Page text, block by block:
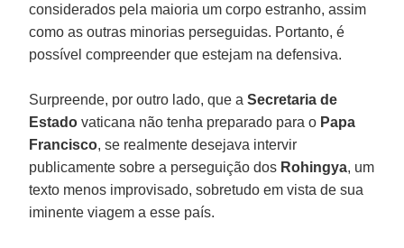
considerados pela maioria um corpo estranho, assim
como as outras minorias perseguidas. Portanto, é
possível compreender que estejam na defensiva.
Surpreende, por outro lado, que aSecretaria de
Estado vaticana não tenha preparado para o Papa
Francisco, se realmente desejava intervir
publicamente sobre a perseguição dos Rohingya, um
texto menos improvisado, sobretudo em vista de sua
iminente viagem a esse país.